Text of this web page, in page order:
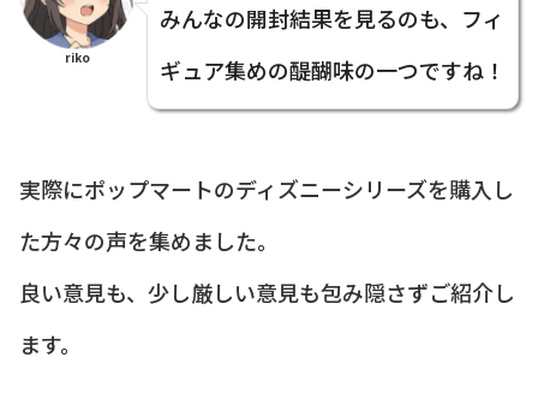
riko
みんなの開封結果を見るのも、フィ
ギュア集めの醍醐味の一つですね！
実際にポップマートのディズニーシリーズを購入し
た方々の声を集めました。
良い意見も、少し厳しい意見も包み隠さずご紹介し
ます。